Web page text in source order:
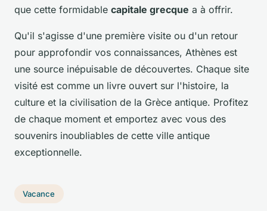
que cette formidable capitale grecque a à offrir.
Qu'il s'agisse d'une première visite ou d'un retour
pour approfondir vos connaissances, Athènes est
une source inépuisable de découvertes. Chaque site
visité est comme un livre ouvert sur l'histoire, la
culture et la civilisation de la Grèce antique. Profitez
de chaque moment et emportez avec vous des
souvenirs inoubliables de cette ville antique
exceptionnelle.
Vacance